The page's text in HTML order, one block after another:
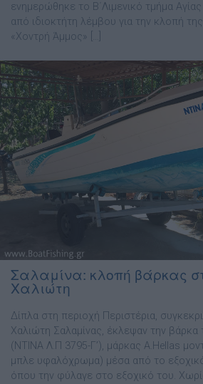
ενημερώθηκε το Β΄Λιμενικό τμήμα
από ιδιοκτήτη λέμβου για την κλοπή
«Χοντρή Άμμος» […]
Σαλαμίνα: κλοπή βάρκας
Χαλιώτη
Δίπλα στη περιοχή Περιστέρια,
Χαλιώτη Σαλαμίνας, έκλεψαν την
(ΝΤΙΝΑ Λ.Π 3795-Γ’), μάρκας Α.Hellas
μπλε υφαλόχρωμα) μέσα από το εξοχικό
όπου την φύλαγε στο εξοχικό του.